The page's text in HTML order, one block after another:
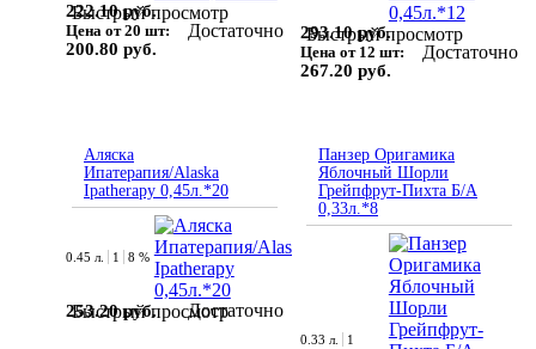
Быстрый просмотр
222.10 руб.
Цена от 20 шт:
200.80 руб.
Достаточно Быстрый просмотр
293.10 руб.
Цена от 12 шт:
267.20 руб.
Достаточно
Аляска
Ипатерапия/Alaska
Ipatherapy 0,45л.*20
Быстрый просмотр
0.45 л. 1 8 %
253.20 руб. Достаточно
Панзер Оригамика
Яблочный Шорли
Грейпфрут-Пихта Б/А
0,33л.*8
0.33 л. 1